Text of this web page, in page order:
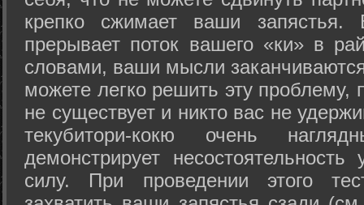
крепко сжимает ваши запястья.
прерывает поток вашего «ки» в
словами, ваши мысли
можете легко решить эту проблему,
не существует и никто вас не
текубитори-кокю очень
демонстрирует
силу. При проведении этого